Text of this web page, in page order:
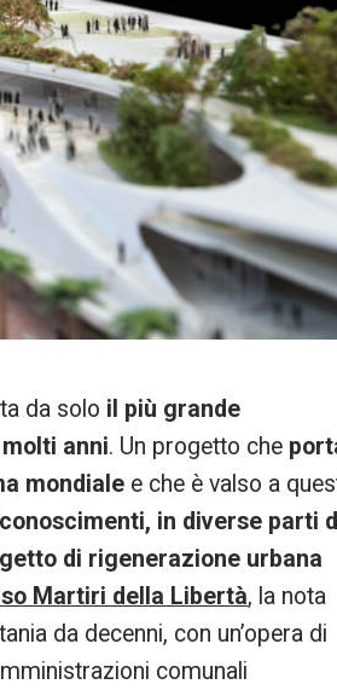
da solo il più grande
anni. Un progetto che
mondiale e che è valso a
in diverse parti
di rigenerazione urbana
Martiri della Libertà, la nota
da decenni, con un’opera di
comunali